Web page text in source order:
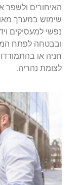
האיחורים ולשפר
שימוש במערך
נפשי למעסיקים
ובבטחה לפתח
חניה או
לצומת נהריה.